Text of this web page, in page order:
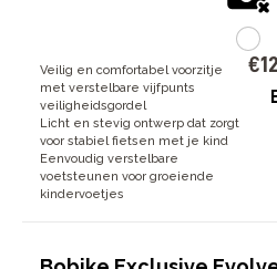
Veilig en comfortabel voorzitje
met verstelbare vijfpunts
veiligheidsgordel
Licht en stevig ontwerp dat zorgt
voor stabiel fietsen met je kind
Eenvoudig verstelbare
voetsteunen voor groeiende
kindervoetjes
€